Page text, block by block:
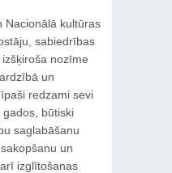
Nacionālā kultūras
sabiedrības
nozīme
un
redzami sevi
būtiski
saglabāšanu
un
izglītošanas